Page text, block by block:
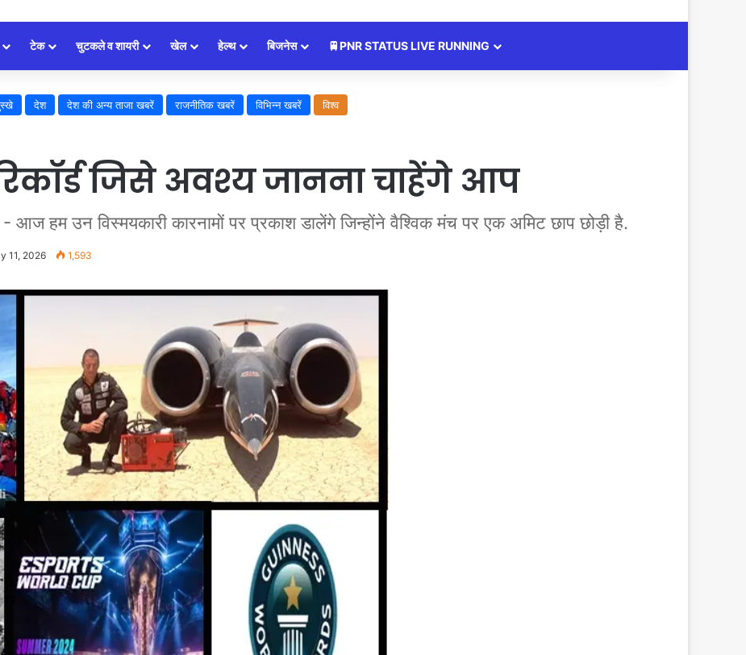
टेक चुटकले व शायरी खेल हेल्थ बिजनेस 🚆PNR STATUS LIVE RUNNING
देश देश की अन्य ताजा खबरें राजनीतिक खबरें विभिन्न खबरें विश्व
जिसे अवश्य जानना चाहेंगे आप
उन विस्मयकारी कारनामों पर प्रकाश डालेंगे जिन्होंने वैश्विक मंच पर एक अमिट छाप छोड़ी है.
11, 2026 1,593